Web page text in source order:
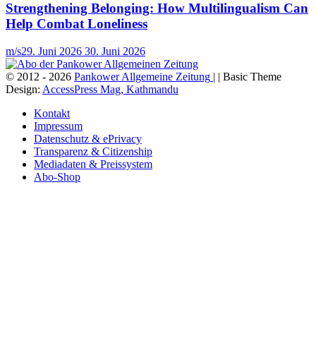
Strengthening Belonging: How Multilingualism Can
Help Combat Loneliness
m/s29. Juni 2026 30. Juni 2026
© 2012 - 2026 Pankower Allgemeine Zeitung | | Basic Theme
Design: AccessPress Mag, Kathmandu
Kontakt
Impressum
Datenschutz & ePrivacy
Transparenz & Citizenship
Mediadaten & Preissystem
Abo-Shop